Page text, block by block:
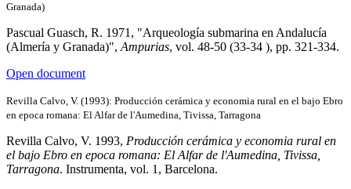
Granada)
Pascual Guasch, R. 1971, "Arqueología submarina en Andalucía
(Almería y Granada)", Ampurias, vol. 48-50 (33-34 ), pp. 321-334.
Open document
Revilla Calvo, V. (1993): Producción cerámica y economia rural en el bajo Ebro
en epoca romana: El Alfar de l'Aumedina, Tivissa, Tarragona
Revilla Calvo, V. 1993, Producción cerámica y economia rural en
el bajo Ebro en epoca romana: El Alfar de l'Aumedina, Tivissa,
Tarragona. Instrumenta, vol. 1, Barcelona.